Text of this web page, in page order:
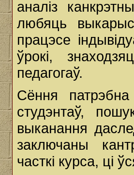
аналіз
любяць
працэсе
ўрокі,
педагогаў.
Сёння патрэбна
студэнтаў,
выканання
заключаны
часткі курса, ці